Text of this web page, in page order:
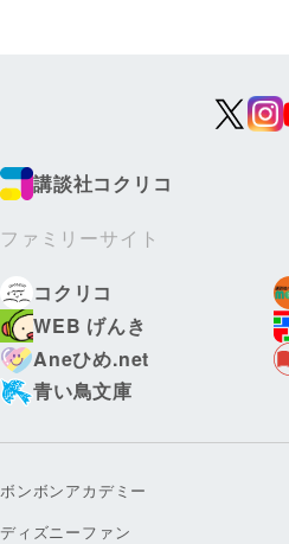
講談社コクリコ
ファミリーサイト
コクリコ
WEB げんき
Aneひめ.net
青い鳥文庫
ボンボンアカデミー
ディズニーファン